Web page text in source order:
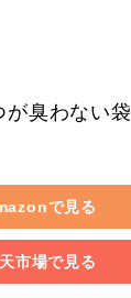
臭わない袋
で見る
市場で見る